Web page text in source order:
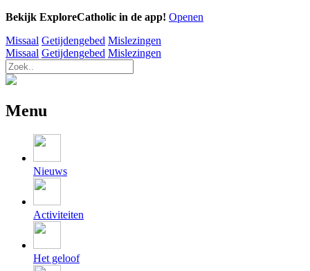
Bekijk ExploreCatholic in de app! Openen
Missaal Getijdengebed Mislezingen
Missaal Getijdengebed Mislezingen
Menu
Nieuws
Activiteiten
Het geloof